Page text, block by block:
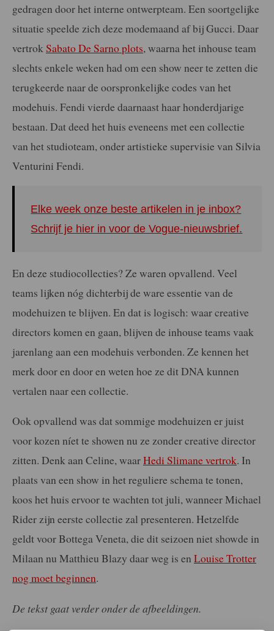
gedragen door het interne ontwerpteam. Een soortgelijke
situatie speelde zich deze modemaand af bij Gucci. Daar
vertrok Sabato De Sarno plots, waarna het inhouse team
slechts enkele weken had om een show neer te zetten die
terugkeerde naar de oorspronkelijke codes van het
modehuis. Fendi vierde daarnaast haar honderdjarige
bestaan. Dat deed het huis eveneens met een collectie
van het studioteam, onder artistieke supervisie van Silvia
Venturini Fendi.
Elke week onze beste artikelen in je inbox?
Schrijf je hier in voor de Vogue-nieuwsbrief.
En deze studiocollecties? Ze waren opvallend. Veel
teams lijken nóg dichterbij de ware essentie van de
modehuizen te blijven. En dat is logisch: waar creative
directors komen en gaan, blijven de inhouse teams vaak
jarenlang aan een modehuis verbonden. Ze kennen het
merk door en door en weten hoe ze dit DNA kunnen
vertalen naar een collectie.
Ook opvallend was dat sommige modehuizen er juist
voor kozen níet te showen nu ze zonder creative director
zitten. Denk aan Celine, waarHedi Slimane vertrok. In
plaats van een show in het reguliere schema te tonen,
koos het huis ervoor te wachten tot juli, wanneer Michael
Rider zijn eerste collectie zal presenteren. Hetzelfde
geldt voor Bottega Veneta, die dit seizoen niet showde in
Milaan nu Matthieu Blazy daar weg is en Louise Trotter
nog moet beginnen.
De tekst gaat verder onder de afbeeldingen.